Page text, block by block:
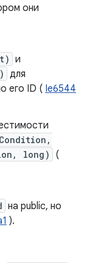
они
и
для
его ID ( Ie6544
long)
(
на public, но
).